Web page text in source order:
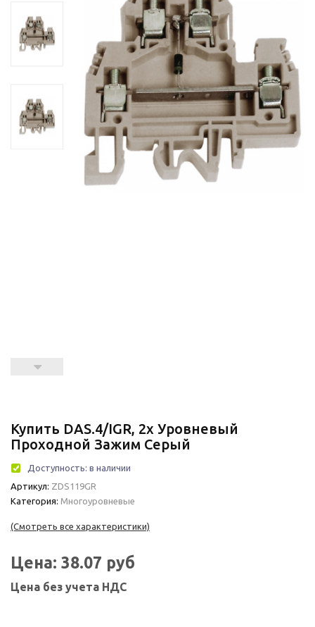
Купить DAS.4/IGR, 2х Уровневый
Проходной Зажим Серый
Доступность: в наличии
Артикул: ZDS119GR
Категория: Многоуровневые
(Смотреть все характеристики)
Цена: 38.07 руб
Цена без учета НДС